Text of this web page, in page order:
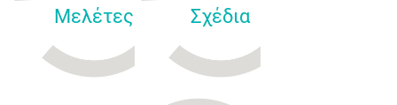
Μελέτες
Σχέδια